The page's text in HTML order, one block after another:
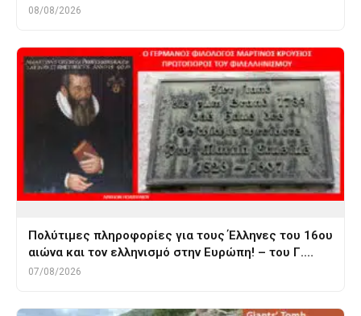
08/08/2026
Πολύτιμες πληροφορίες για τους Έλληνες του 16ου
αιώνα και τον ελληνισμό στην Ευρώπη! – του Γ.…
07/08/2026